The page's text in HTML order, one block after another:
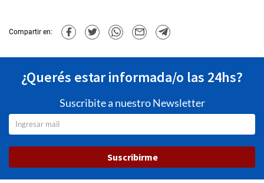
Compartir en:
¿Querés estar informada/o las 24hs?
Suscribite a nuestro Newsletter
Suscribirme